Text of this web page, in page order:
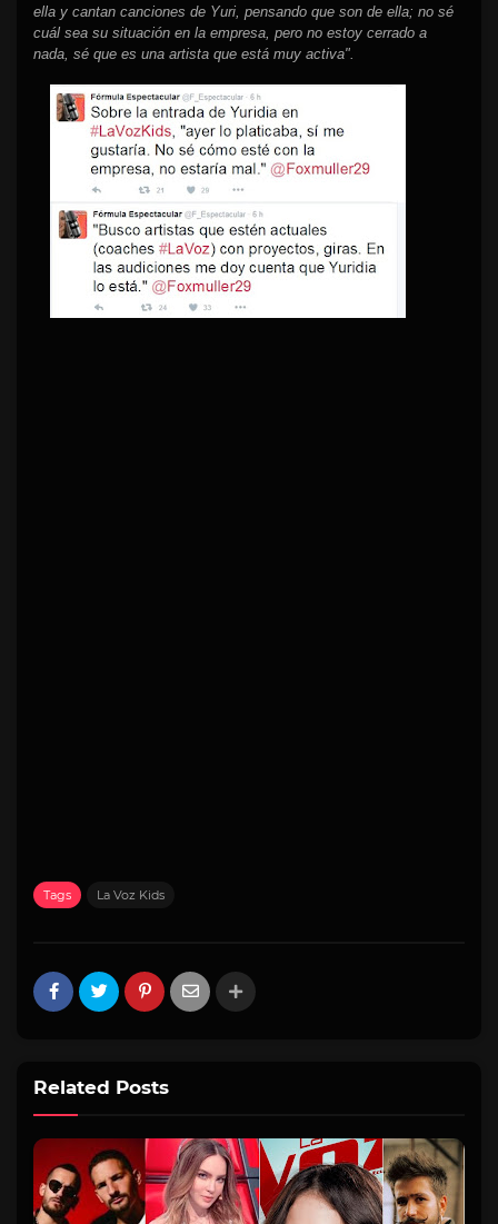
ella y cantan canciones de Yuri, pensando que son de ella; no sé
cuál sea su situación en la empresa, pero no estoy cerrado a
nada, sé que es una artista que está muy activa".
Tags La Voz Kids
Related Posts